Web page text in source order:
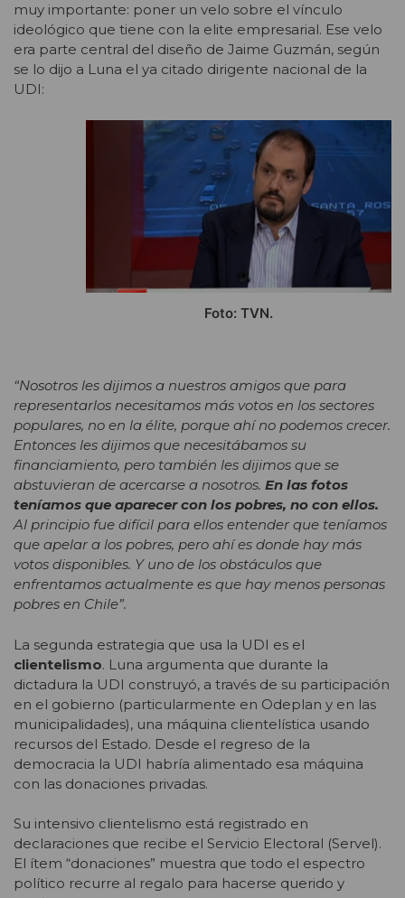
muy importante: poner un velo sobre el vínculo
ideológico que tiene con la elite empresarial. Ese velo
era parte central del diseño de Jaime Guzmán, según
se lo dijo a Luna el ya citado dirigente nacional de la
UDI:
Foto: TVN.
“Nosotros les dijimos a nuestros amigos que para
representarlos necesitamos más votos en los sectores
populares, no en la élite, porque ahí no podemos crecer.
Entonces les dijimos que necesitábamos su
financiamiento, pero también les dijimos que se
abstuvieran de acercarse a nosotros. En las fotos
teníamos que aparecer con los pobres, no con ellos.
Al principio fue difícil para ellos entender que teníamos
que apelar a los pobres, pero ahí es donde hay más
votos disponibles. Y uno de los obstáculos que
enfrentamos actualmente es que hay menos personas
pobres en Chile”.
La segunda estrategia que usa la UDI es el
clientelismo. Luna argumenta que durante la
dictadura la UDI construyó, a través de su participación
en el gobierno (particularmente en Odeplan y en las
municipalidades), una máquina clientelística usando
recursos del Estado. Desde el regreso de la
democracia la UDI habría alimentado esa máquina
con las donaciones privadas.
Su intensivo clientelismo está registrado en
declaraciones que recibe el Servicio Electoral (Servel).
El ítem “donaciones” muestra que todo el espectro
político recurre al regalo para hacerse querido y